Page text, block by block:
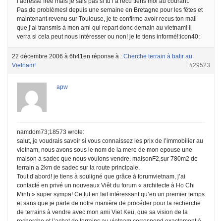
Pas de problèmes! depuis une semaine en Bretagne pour les fêtes et
maintenant revenu sur Toulouse, je te confirme avoir recus ton mail
que j’ai transmis à mon ami qui repart donc demain au vietnam! il
verra si cela peut nous intéresser ou non! je te tiens informé!:icon40:
22 décembre 2006 à 6h41 en réponse à : Cherche terrain à batir au
Vietnam!
#29523
apw
namdom73;18573 wrote:
salut, je voudrais savoir si vous connaissez les prix de l’immobilier au
vietnam, nous avons sous le nom de la mere de mon epouse une
maison a sadec que nous voulons vendre. maisonF2,sur 780m2 de
terrain a 2km de sadec sur la route principale.
Tout d’abord! je tiens à souligné que grâce à forumvietnam, j’ai
contacté en privé un nouveaux Viêt du forum « architecte à Ho Chi
Minh » super sympa! Ce fut en fait intéressant qu’en un premier temps
et sans que je parle de notre manière de procéder pour la recherche
de terrains à vendre avec mon ami Viet Keu, que sa vision de la